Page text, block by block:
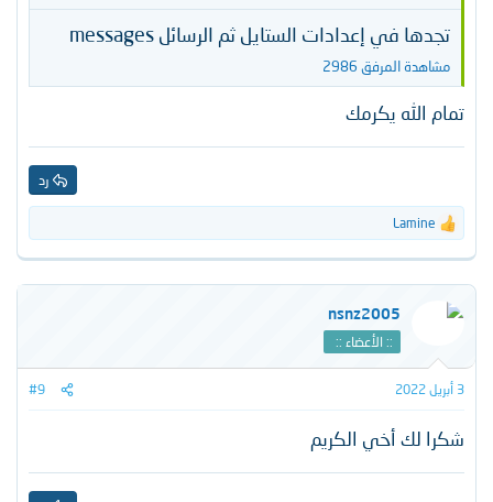
تجدها في إعدادات الستايل ثم الرسائل messages
مشاهدة المرفق 2986
تمام الله يكرمك
رد
ا
ف
ا
ت
Lamine
nsnz2005
:: الأعضاء ::
3 أبريل 2022 #9
شكرا لك أخي الكريم